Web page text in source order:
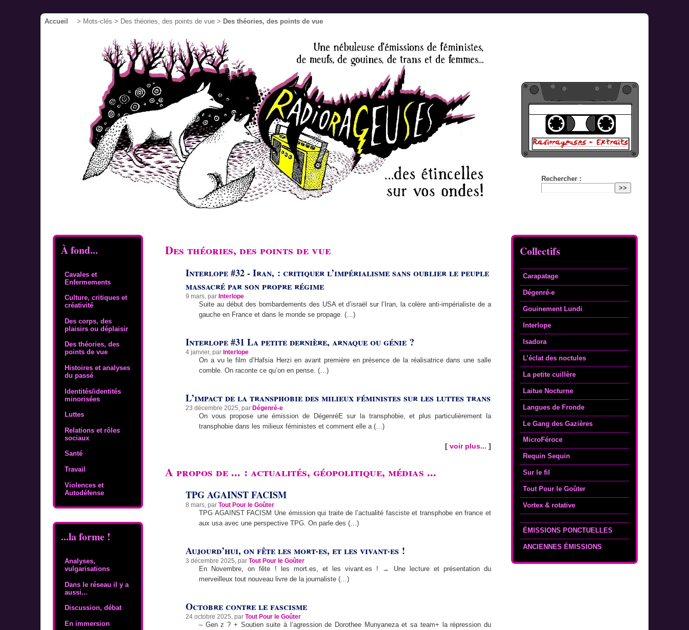
Accueil > Mots-clés > Des théories, des points de vue > Des théories, des points de vue
Rechercher :
À fond...
Cavales et
Enfermements
Culture, critiques et
créativité
Des corps, des
plaisirs ou déplaisir
Des théories, des
points de vue
Histoires et analyses
du passé
Identités/identités
minorisées
Luttes
Relations et rôles
sociaux
Santé
Travail
Violences et
Autodéfense
...la forme !
Analyses,
vulgarisations
Dans le réseau il y a
aussi...
Discussion, débat
En immersion
Collectifs
Carapatage
Dégenré-e
Gouinement Lundi
Interlope
Isadora
L’éclat des noctules
La petite cuillère
Laitue Nocturne
Langues de Fronde
Le Gang des Gazières
MicroFéroce
Requin Sequin
Sur le fil
Tout Pour le Goûter
Vortex & rotative
ÉMISSIONS PONCTUELLES
ANCIENNES ÉMISSIONS
Des théories, des points de vue
Interlope #32 - Iran, : critiquer l’impérialisme sans oublier le peuple
massacré par son propre régime
9 mars, par Interlope
Suite au début des bombardements des USA et d’israël sur l’Iran, la colère anti-impérialiste de a
gauche en France et dans le monde se propage. (…)
Interlope #31 La petite dernière, arnaque ou génie ?
4 janvier, par Interlope
On a vu le film d’Hafsia Herzi en avant première en présence de la réalisatrice dans une salle
comble. On raconte ce qu’on en pense. (…)
L’impact de la transphobie des milieux féministes sur les luttes trans
23 décembre 2025, par Dégenré-e
On vous propose une émission de DégenréE sur la transphobie, et plus particulièrement la
transphobie dans les milieux féministes et comment elle a (…)
[ voir plus... ]
A propos de ... : actualités, géopolitique, médias ...
TPG AGAINST FACISM
8 mars, par Tout Pour le Goûter
TPG AGAINST FACISM Une émission qui traite de l’actualité fasciste et transphobe en france et
aux usa avec une perspective TPG. On parle des (…)
Aujourd’hui, on fête les mort·es, et les vivant·es !
3 décembre 2025, par Tout Pour le Goûter
En Novembre, on fête ! les mort.es, et les vivant.es ! → Une lecture et présentation du
merveilleux tout nouveau livre de la journaliste (…)
Octobre contre le fascisme
24 octobre 2025, par Tout Pour le Goûter
– Gen z ? + Soutien suite à l’agression de Dorothee Munyaneza et sa team+ la répression du